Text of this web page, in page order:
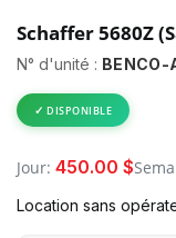
Schaffer 5680Z
N° d'unité :
DISPONIBLE
Jour: 450.00 $
Location sans